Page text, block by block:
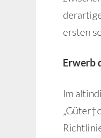
ersten
Erwerb
Im